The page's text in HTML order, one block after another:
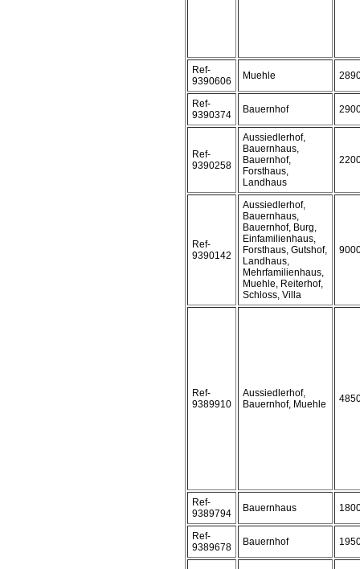
Ref-
9390606
Muehle
Ref-
9390374
Bauernhof
Ref-
9390258
Aussiedlerhof,
Bauernhaus,
Bauernhof,
Forsthaus,
Landhaus
Ref-
9390142
Aussiedlerhof,
Bauernhaus,
Bauernhof, Burg,
Einfamilienhaus,
Forsthaus, Gutshof,
Landhaus,
Mehrfamilienhaus,
Muehle, Reiterhof,
Schloss, Villa
Ref-
9389910
Aussiedlerhof,
Bauernhof, Muehle
Ref-
9389794
Bauernhaus
Ref-
9389678
Bauernhof